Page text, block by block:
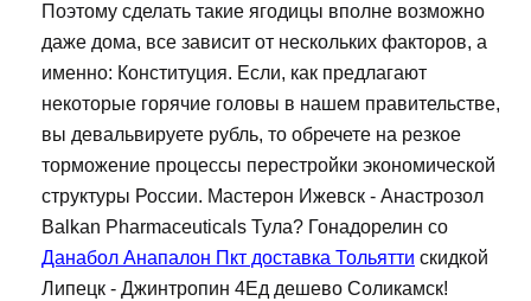
Поэтому сделать такие ягодицы вполне возможно
даже дома, все зависит от нескольких факторов, а
именно: Конституция. Если, как предлагают
некоторые горячие головы в нашем правительстве,
вы девальвируете рубль, то обречете на резкое
торможение процессы перестройки экономической
структуры России. Мастерон Ижевск - Анастрозол
Balkan Pharmaceuticals Тула? Гонадорелин со
Данабол Анапалон Пкт доставка Тольятти скидкой
Липецк - Джинтропин 4Ед дешево Соликамск!